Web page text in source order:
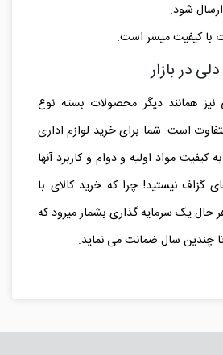
شود.
با کیفیت میسر است.
در بازار
همانند دیگر محصولات بسته نوع
است. شما برای خرید لوازم اداری
کیفیت مواد اولیه و دوام و کاربرد آنها
گزاف نیستید! چرا که خرید کالای با
حال یک سرمایه گذاری بشمار میرود که
چندین سال ضمانت می نماید.